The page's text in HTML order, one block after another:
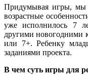
Придумывая игры, мы
возрастные
уже исполнилось 7
другими новогодними
или 7+. Ребенку
заданиями проекта.
В чем суть игры для